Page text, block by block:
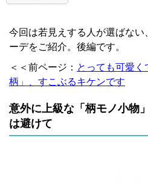
今回は若見えする人が選ばない
ーデをご紹介。後編です。
＜＜前ページ： とっても可愛
柄」、すこぶるキケンです
意外に上級な「柄モノ小物
は避けて